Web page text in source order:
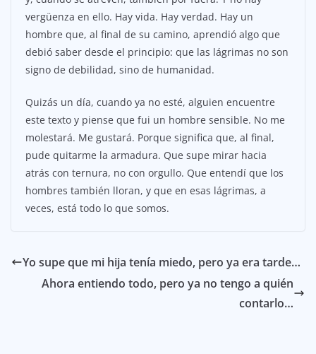
vergüenza en ello. Hay vida. Hay verdad. Hay un
hombre que, al final de su camino, aprendió algo que
debió saber desde el principio: que las lágrimas no son
signo de debilidad, sino de humanidad.
Quizás un día, cuando ya no esté, alguien encuentre
este texto y piense que fui un hombre sensible. No me
molestará. Me gustará. Porque significa que, al final,
pude quitarme la armadura. Que supe mirar hacia
atrás con ternura, no con orgullo. Que entendí que los
hombres también lloran, y que en esas lágrimas, a
veces, está todo lo que somos.
Yo supe que mi hija tenía miedo, pero ya era tarde…
Ahora entiendo todo, pero ya no tengo a quién
contarlo…